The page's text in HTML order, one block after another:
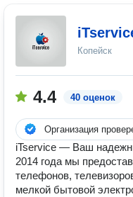
Копейск
4.4 40 оценок
Организация
iTservice — Ваш
2014 года мы
телефонов,
мелкой бытовой